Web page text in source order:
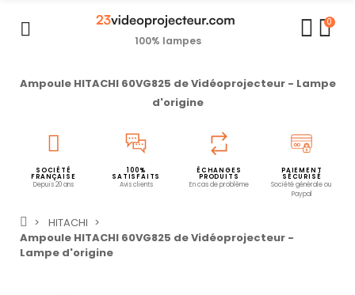
100% lampes
0
Ampoule HITACHI 60VG825 de Vidéoprojecteur - Lampe
d'origine
SOCIÉTÉ
FRANÇAISE
Depuis 20 ans
100%
SATISFAITS
Avis clients
ÉCHANGES
PRODUITS
En cas de problème
PAIEMENT
SÉCURISÉ
Société générale ou
Paypal
HITACHI
Ampoule HITACHI 60VG825 de Vidéoprojecteur -
Lampe d'origine